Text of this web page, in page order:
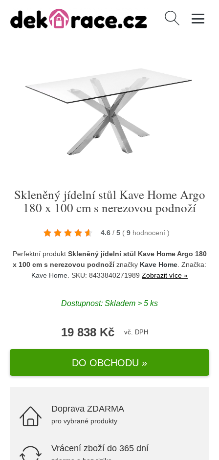
Vyhledávání
Skleněný jídelní stůl Kave Home Argo
180 x 100 cm s nerezovou podnoží
4.6 / 5 ( 9 hodnocení )
Perfektní produkt Skleněný jídelní stůl Kave Home Argo 180
x 100 cm s nerezovou podnožíznačky Kave Home . Značka:
Kave Home . SKU: 8433840271989 Zobrazit více »
Dostupnost: Skladem > 5 ks
19 838 Kč vč. DPH
DO OBCHODU »
Doprava ZDARMA
pro vybrané produkty
Vrácení zboží do 365 dní